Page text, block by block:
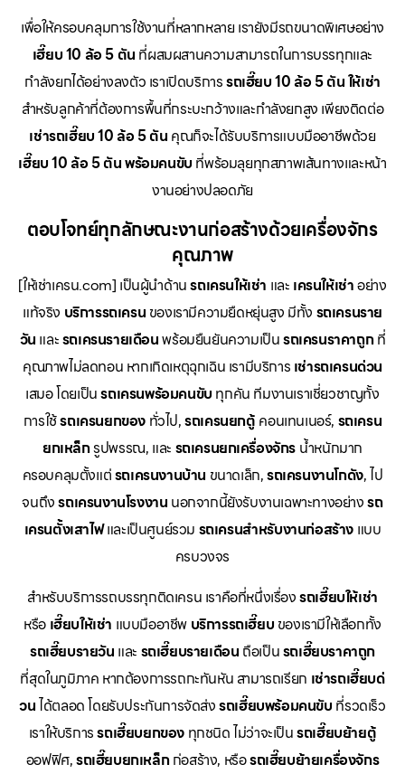
เพื่อให้ครอบคลุมการใช้งานที่หลากหลาย เรายังมีรถขนาดพิเศษอย่าง
เฮี๊ยบ 10 ล้อ 5 ตัน ที่ผสมผสานความสามารถในการบรรทุกและ
กำลังยกได้อย่างลงตัว เราเปิดบริการรถเฮี๊ยบ 10 ล้อ 5 ตัน ให้เช่า
สำหรับลูกค้าที่ต้องการพื้นที่กระบะกว้างและกำลังยกสูง เพียงติดต่อ
เช่ารถเฮี๊ยบ 10 ล้อ 5 ตัน คุณก็จะได้รับบริการแบบมืออาชีพด้วย
เฮี๊ยบ 10 ล้อ 5 ตัน พร้อมคนขับ ที่พร้อมลุยทุกสภาพเส้นทางและหน้า
งานอย่างปลอดภัย
ตอบโจทย์ทุกลักษณะงานก่อสร้างด้วยเครื่องจักร
คุณภาพ
[ให้เช่าเครน.com] เป็นผู้นำด้านรถเครนให้เช่า และ เครนให้เช่าอย่าง
แท้จริง บริการรถเครน ของเรามีความยืดหยุ่นสูง มีทั้ง รถเครนราย
วัน และรถเครนรายเดือนพร้อมยืนยันความเป็นรถเครนราคาถูกที่
คุณภาพไม่ลดทอน หากเกิดเหตุฉุกเฉิน เรามีบริการ เช่ารถเครนด่วน
เสมอ โดยเป็นรถเครนพร้อมคนขับ ทุกคัน ทีมงานเราเชี่ยวชาญทั้ง
การใช้รถเครนยกของ ทั่วไป,รถเครนยกตู้ คอนเทนเนอร์, รถเครน
ยกเหล็กรูปพรรณ, และ รถเครนยกเครื่องจักร น้ำหนักมาก
ครอบคลุมตั้งแต่รถเครนงานบ้าน ขนาดเล็ก,รถเครนงานโกดัง, ไป
จนถึงรถเครนงานโรงงาน นอกจากนี้ยังรับงานเฉพาะทางอย่างรถ
เครนตั้งเสาไฟและเป็นศูนย์รวม รถเครนสำหรับงานก่อสร้าง แบบ
ครบวงจร
สำหรับบริการรถบรรทุกติดเครน เราคือที่หนึ่งเรื่องรถเฮี๊ยบให้เช่า
หรือ เฮี๊ยบให้เช่า แบบมืออาชีพ บริการรถเฮี๊ยบ ของเรามีให้เลือกทั้ง
รถเฮี๊ยบรายวัน และ รถเฮี๊ยบรายเดือน ถือเป็นรถเฮี๊ยบราคาถูก
ที่สุดในภูมิภาค หากต้องการรถกะทันหัน สามารถเรียก เช่ารถเฮี๊ยบด่
วนได้ตลอด โดยรับประกันการจัดส่งรถเฮี๊ยบพร้อมคนขับ ที่รวดเร็ว
เราให้บริการรถเฮี๊ยบยกของ ทุกชนิด ไม่ว่าจะเป็นรถเฮี๊ยบย้ายตู้
ออฟฟิศ,รถเฮี๊ยบยกเหล็กก่อสร้าง, หรือรถเฮี๊ยบย้ายเครื่องจักร